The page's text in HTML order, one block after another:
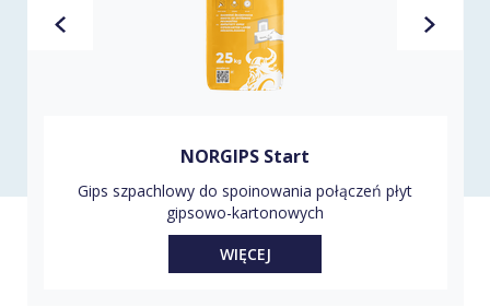
NORGIPS Start & Finish
Gotowa dwufunkcyjna masa szpachlowa do
spoinowania połączeń płyt g-k i
całopowierzchniowe…
WIĘCEJ